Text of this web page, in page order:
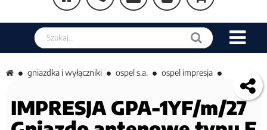
Szukaj w sklepie
gniazdka i wyłączniki ospel s.a. ospel impresja
IMPRESJA GPA-1YF/m/27